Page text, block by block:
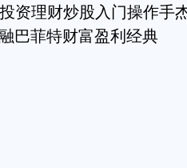
资理财炒股入门操作手
巴菲特财富盈利经典